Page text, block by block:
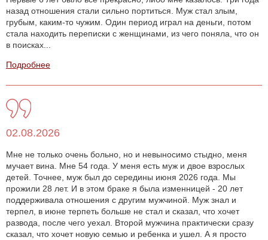
назад отношения стали сильно портиться. Муж стал злым,
грубым, каким-то чужим. Один период играл на деньги, потом
стала находить переписки с женщинами, из чего поняла, что он
в поисках...
Подробнее
02.08.2026
Мне не только очень больно, но и невыносимо стыдно, меня
мучает вина. Мне 54 года. У меня есть муж и двое взрослых
детей. Точнее, муж был до середины июня 2026 года. Мы
прожили 28 лет. И в этом браке я была изменницей - 20 лет
поддерживала отношения с другим мужчиной. Муж знал и
терпел, в июне терпеть больше не стал и сказал, что хочет
развода, после чего уехал. Второй мужчина практически сразу
сказал, что хочет новую семью и ребенка и ушел. А я просто